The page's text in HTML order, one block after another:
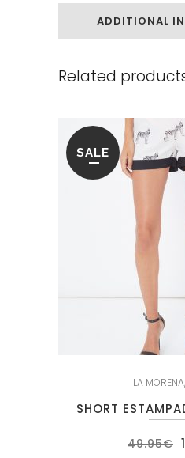
ADDITIONAL
Related
SALE
LA MORENA,
SHORT
49.95€